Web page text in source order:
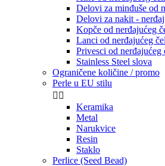
Delovi za minđuše od
Delovi za nakit -
Kopče od nerđajućeg
Lanci od nerđajućeg
Privesci od nerđajućeg
Stainless Steel slova
Ograničene količine / promo
Perle u EU stilu
 
Keramika
Metal
Narukvice
Resin
Staklo
Perlice (Seed Bead)